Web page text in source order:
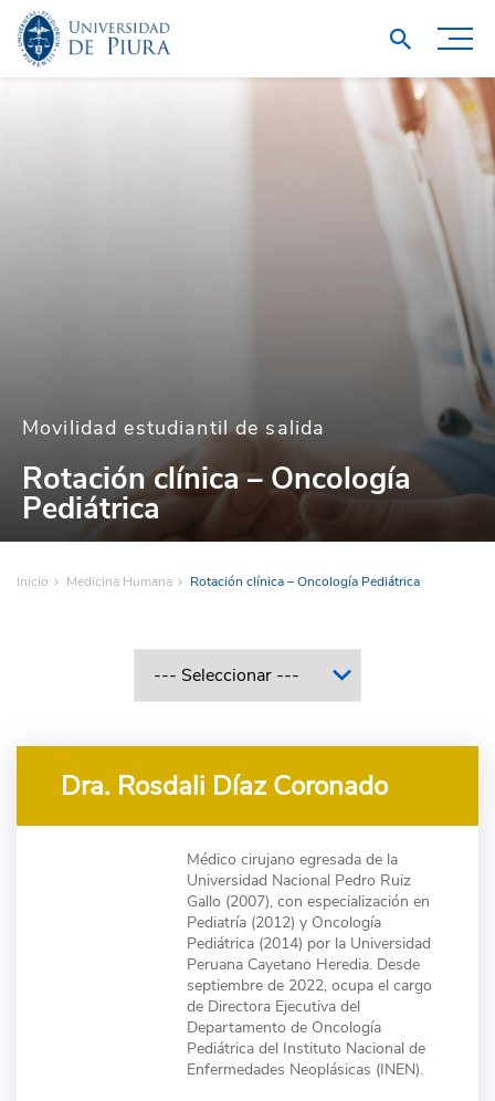
Movilidad estudiantil de salida
Rotación clínica – Oncología
Pediátrica
Inicio Medicina Humana Rotación clínica – Oncología Pediátrica
Dra. Rosdali Díaz Coronado
Médico cirujano egresada de la
Universidad Nacional Pedro Ruiz
Gallo (2007), con especialización en
Pediatría (2012) y Oncología
Pediátrica (2014) por la Universidad
Peruana Cayetano Heredia. Desde
septiembre de 2022, ocupa el cargo
de Directora Ejecutiva del
Departamento de Oncología
Pediátrica del Instituto Nacional de
Enfermedades Neoplásicas (INEN).